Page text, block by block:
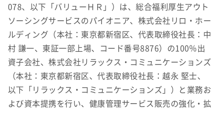
078、以下「バリューＨＲ」）は、総合福利厚生アウト
ソーシングサービスのパイオニア、株式会社リロ・ホー
ルディング（本社：東京都新宿区、代表取締役社長：中
村 謙一、東証一部上場、コード番号8876）の100％出
資子会社、株式会社リラックス・コミュニケーションズ
（本社：東京都新宿区、代表取締役社長：越永 堅士、
以下「リラックス・コミュニケーションズ」）と業務お
よび資本提携を行い、健康管理サービス販売の強化・拡